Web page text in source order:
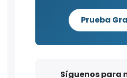
Prueba
Síguenos para